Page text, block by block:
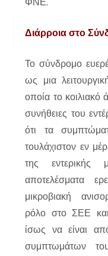
Διάρροια στο
Το σύνδρομο
ως μια
οποία το κοιλιακό
συνήθειες του
ότι τα
τουλάχιστον εν
της εντερικής
αποτελέσματα
μικροβιακή
ρόλο στο ΣΕΕ και
ίσως να είναι
συμπτωμάτων